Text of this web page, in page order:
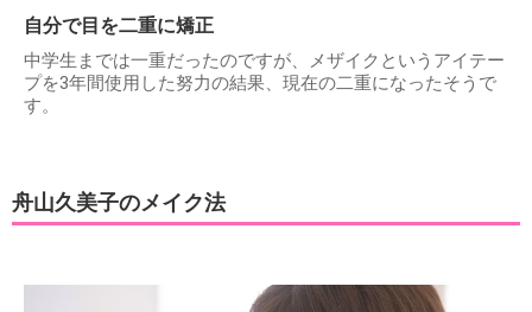
自分で目を二重に矯正
中学生までは一重だったのですが、メザイクというアイテー
プを3年間使用した努力の結果、現在の二重になったそうで
す。
舟山久美子のメイク法